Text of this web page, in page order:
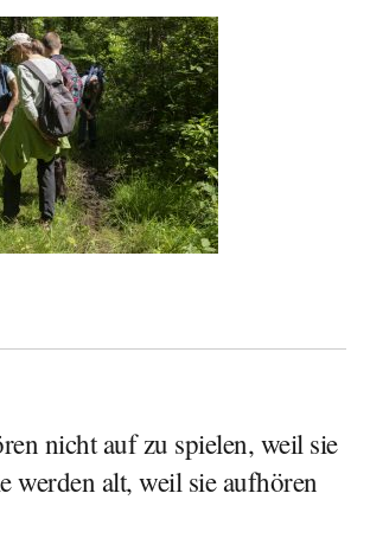
nicht auf zu spielen, weil sie
werden alt, weil sie aufhören